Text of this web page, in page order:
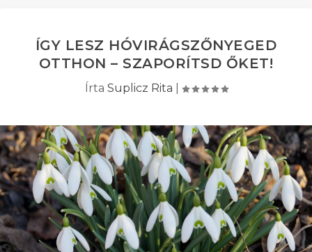
ÍGY LESZ HÓVIRÁGSZŐNYEGED
OTTHON – SZAPORÍTSD ŐKET!
Írta Suplicz Rita